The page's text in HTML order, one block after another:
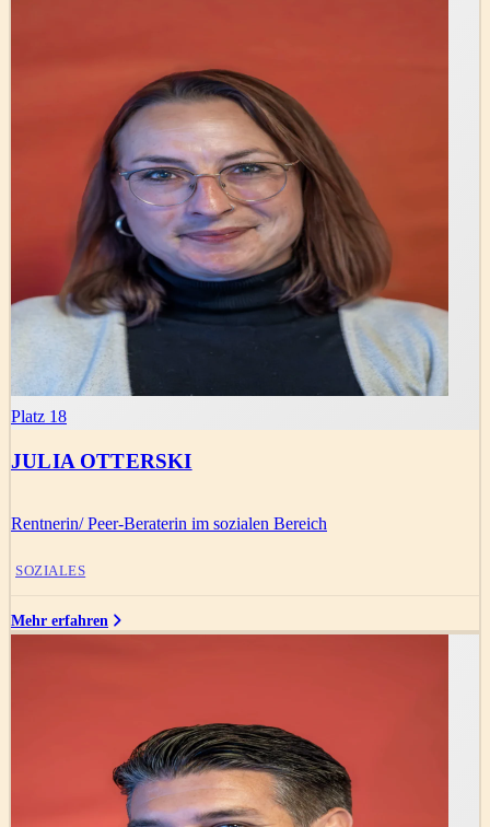
Platz 18
JULIA OTTERSKI
Rentnerin/ Peer-Beraterin im sozialen Bereich
SOZIALES
Mehr erfahren